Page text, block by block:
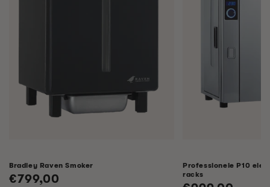
Bradley Raven Smoker
Normale
€799,00
Professionele P10
racks